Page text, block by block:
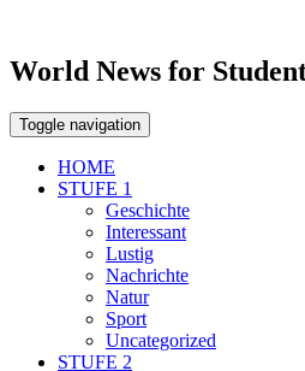
World News for
Toggle navigation
HOME
STUFE 1
Geschichte
Interessant
Lustig
Nachrichte
Natur
Sport
Uncategorized
STUFE 2